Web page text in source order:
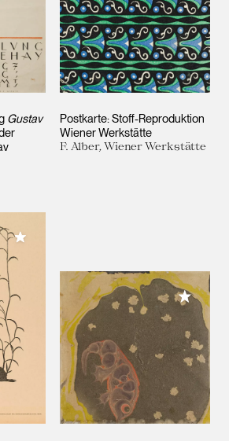
Gustav
Postkarte: Stoff-Reproduktion
Wiener Werkstätte
F. Alber, Wiener Werkstätte
Meiner Sammlung hinzufügen
Meiner